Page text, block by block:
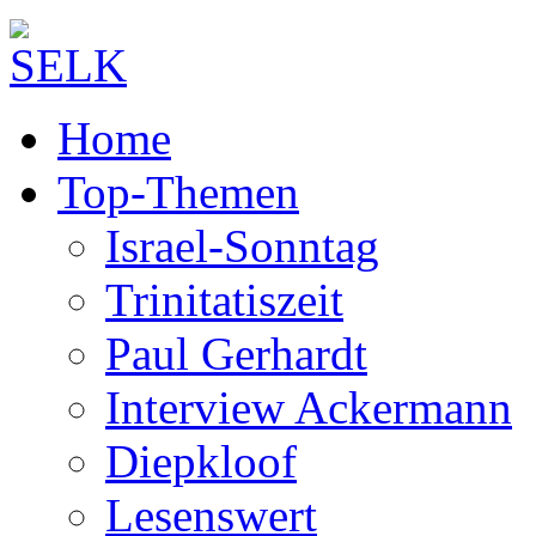
Home
Top-Themen
Israel-Sonntag
Trinitatiszeit
Paul Gerhardt
Interview Ackermann
Diepkloof
Lesenswert